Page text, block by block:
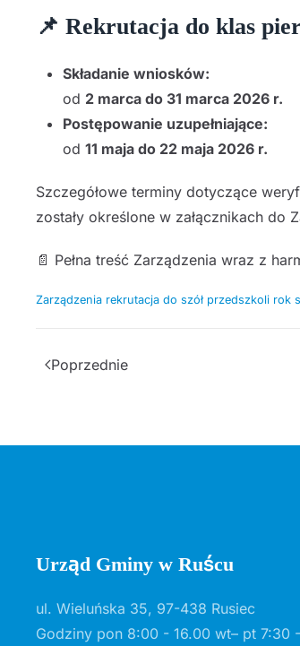
📌 Rekrutacja do klas
Składanie wniosków:
od 2 marca do 31 marca 2026 r.
Postępowanie uzupełniające:
od 11 maja do 22 maja 2026 r.
Szczegółowe terminy dotyczące
zostały określone w załącznikach do
📄 Pełna treść Zarządzenia wraz z
Zarządzenia rekrutacja do szół przedszkoli rok
Poprzednie
Urząd Gminy w Ruścu
ul. Wieluńska 35, 97-438 Rusiec
Godziny pon 8:00 - 16.00 wt– pt 7:30